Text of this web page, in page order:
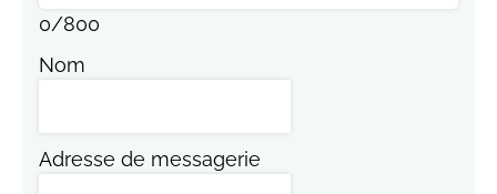
0/800
Nom
Adresse de messagerie